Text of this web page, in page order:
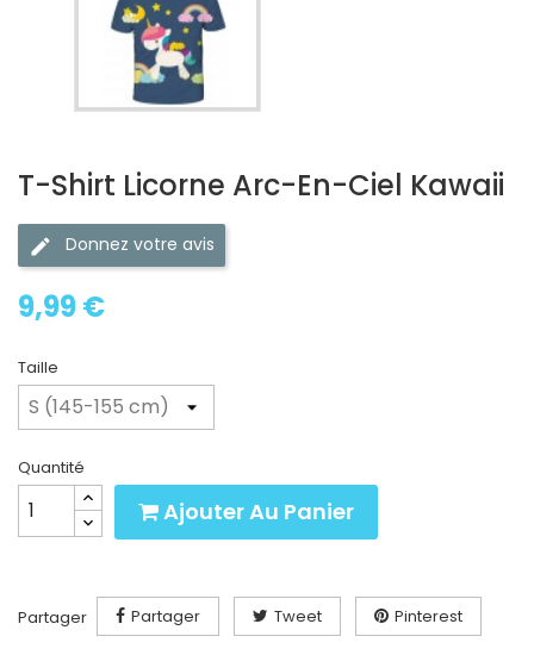
T-Shirt Licorne Arc-En-Ciel Kawaii
Donnez votre avis
9,99 €
Taille
Quantité
Ajouter Au Panier
Partager Partager Tweet Pinterest